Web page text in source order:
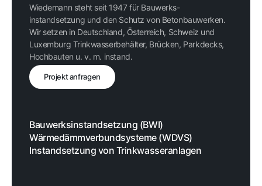
Wiedemann steht seit 1947 für Bauwerks-
instandsetzung und den Schutz von Betonbauwerken.
Wir setzen in Deutschland, Österreich, Schweiz und
Luxemburg Trinkwasserbehälter, Brücken, Parkdecks,
Hochbauten u. v. m. instand.
Projekt anfragen
Bauwerksinstandsetzung (BWI)
Wärmedämmverbundsysteme (WDVS)
Instandsetzung von Trinkwasseranlagen